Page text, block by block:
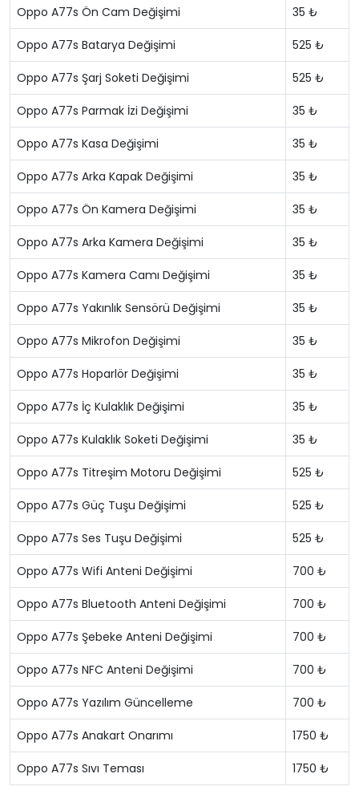
Oppo A77s Ön Cam Değişimi 35 ₺
Oppo A77s Batarya Değişimi 525 ₺
Oppo A77s Şarj Soketi Değişimi 525 ₺
Oppo A77s Parmak İzi Değişimi 35 ₺
Oppo A77s Kasa Değişimi 35 ₺
Oppo A77s Arka Kapak Değişimi 35 ₺
Oppo A77s Ön Kamera Değişimi 35 ₺
Oppo A77s Arka Kamera Değişimi 35 ₺
Oppo A77s Kamera Camı Değişimi 35 ₺
Oppo A77s Yakınlık Sensörü Değişimi 35 ₺
Oppo A77s Mikrofon Değişimi 35 ₺
Oppo A77s Hoparlör Değişimi 35 ₺
Oppo A77s İç Kulaklık Değişimi 35 ₺
Oppo A77s Kulaklık Soketi Değişimi 35 ₺
Oppo A77s Titreşim Motoru Değişimi 525 ₺
Oppo A77s Güç Tuşu Değişimi 525 ₺
Oppo A77s Ses Tuşu Değişimi 525 ₺
Oppo A77s Wifi Anteni Değişimi 700 ₺
Oppo A77s Bluetooth Anteni Değişimi 700 ₺
Oppo A77s Şebeke Anteni Değişimi 700 ₺
Oppo A77s NFC Anteni Değişimi 700 ₺
Oppo A77s Yazılım Güncelleme 700 ₺
Oppo A77s Anakart Onarımı 1750 ₺
Oppo A77s Sıvı Teması 1750 ₺